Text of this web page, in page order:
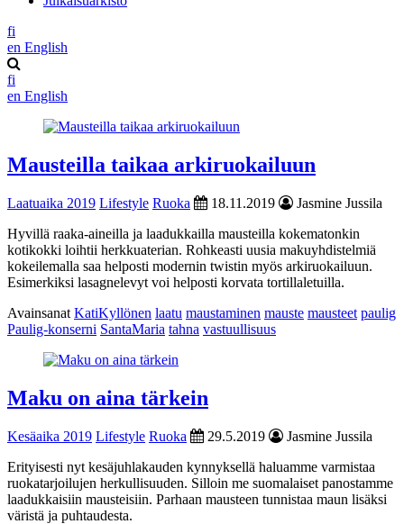
fi
en English
fi
en English
Mausteilla taikaa arkiruokailuun
Laatuaika 2019 Lifestyle Ruoka 18.11.2019
Jasmine Jussila
Hyvillä raaka-aineilla ja laadukkailla mausteilla kokematonkin
kotikokki loihtii herkkuaterian. Rohkeasti uusia makuyhdistelmiä
kokeilemalla saa helposti modernin twistin myös arkiruokailuun.
Esimerkiksi lasagnelevyt voi helposti korvata tortillaletuilla.
Avainsanat KatiKyllönen laatu maustaminen mauste mausteet paulig
Paulig-konserni SantaMaria tahna vastuullisuus
Maku on aina tärkein
Kesäaika 2019 Lifestyle Ruoka 29.5.2019
Jasmine Jussila
Erityisesti nyt kesäjuhlakauden kynnyksellä haluamme varmistaa
ruokatarjoilujen herkullisuuden. Silloin me suomalaiset panostamme
laadukkaisiin mausteisiin. Parhaan mausteen tunnistaa maun lisäksi
väristä ja puhtaudesta.